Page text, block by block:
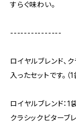
すらぐ味わい。
---------------
ロイヤルブレンド、
入ったセットです。
ロイヤルブレンド：1
クラシックビターブ